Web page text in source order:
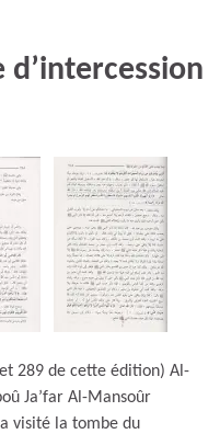
d’intercession
289 de cette édition) Al-
Ja’far Al-Mansoûr
visité la tombe du